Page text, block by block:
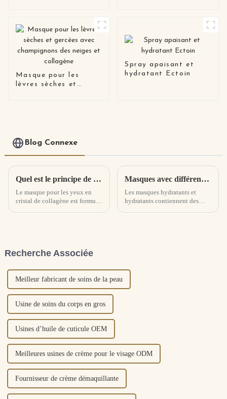
anti-vieillissante pour
le visage
Masque pour les
lèvres sèches et
Spray apaisant et
hydratant Ectoin
Blog Connexe
Quel est le principe de fonctionnement du masque pour les yeux au cristal de collagène ?
Le masque pour les yeux en
cristal de collagène est formulé
cosmétiques haut de gamme
Masques avec différents effets
Les masques hydratants et
hydratants contiennent des
Recherche Associée
Meilleur fabricant de soins de la peau
Usine de soins du corps en gros
Usines d’huile de cuticule OEM
Meilleures usines de crème pour le visage ODM
Fournisseur de crème démaquillante